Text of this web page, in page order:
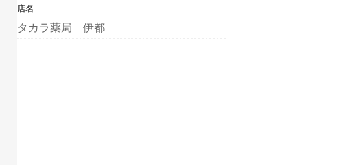
店名
タカラ薬局 伊都